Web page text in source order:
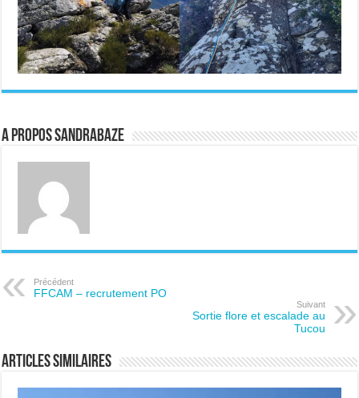
A propos sandrabaze
Précédent
FFCAM – recrutement PO
Suivant
Sortie flore et escalade au
Tucou
Articles similaires